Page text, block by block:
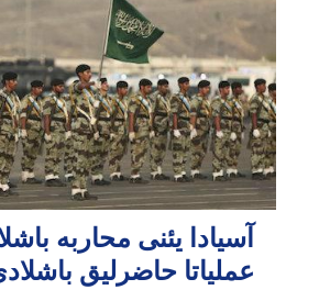
آسیادا یئنی محاربه
عملیاتا حاضرلیق